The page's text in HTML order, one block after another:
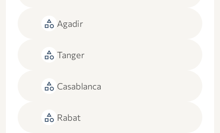
category Agadir
category Tanger
category Casablanca
category Rabat